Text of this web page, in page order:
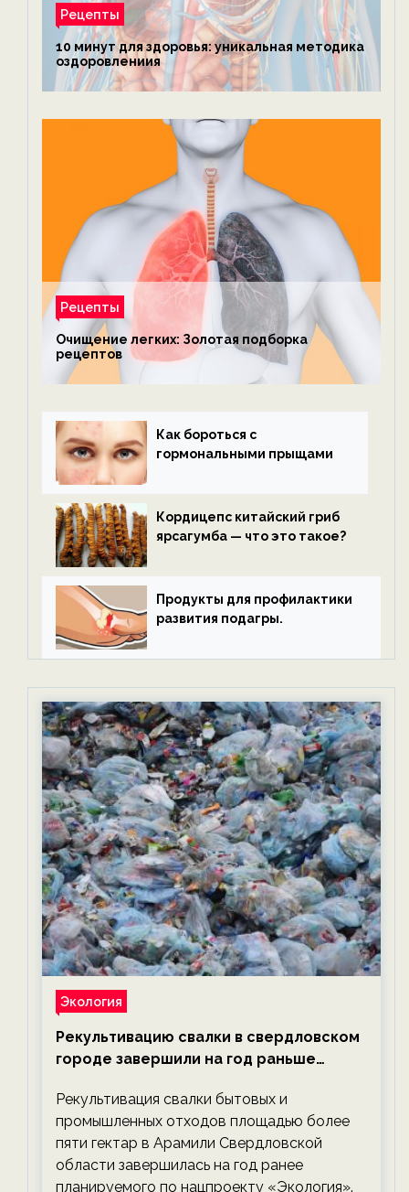
Рецепты
10 минут для здоровья: уникальная методика
оздоровлениия
Рецепты
Очищение легких: Золотая подборка
рецептов
Как бороться с
гормональными прыщами
Кордицепс китайский гриб
ярсагумба — что это такое?
Продукты для профилактики
развития подагры.
Экология
Рекультивацию свалки в свердловском
городе завершили на год раньше
экологии на ECOportal
Рекультивация свалки бытовых и
промышленных отходов площадью более
пяти гектар в Арамили Свердловской
области завершилась на год ранее
планируемого по нацпроекту «Экология».